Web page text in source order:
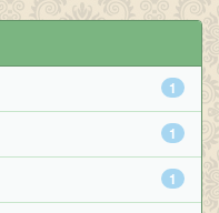
1
1
1